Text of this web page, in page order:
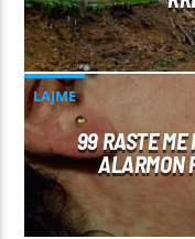
LAJME
99 RASTE ME
ALARMON